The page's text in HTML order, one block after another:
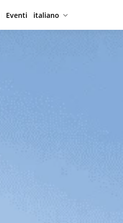
Eventi italiano